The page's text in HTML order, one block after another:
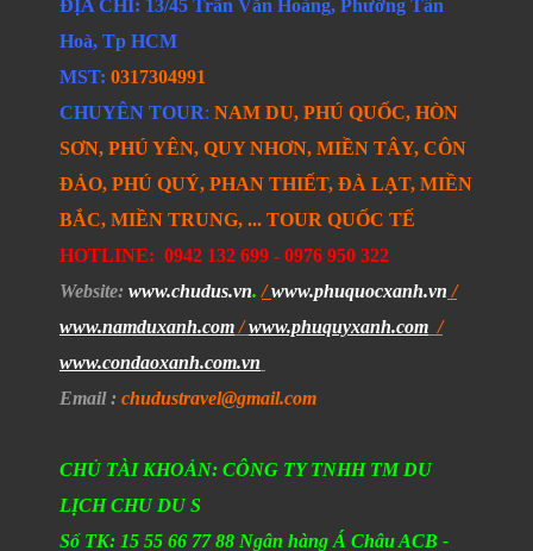
ĐỊA CHỈ: 13/45 Trần Văn Hoàng, Phường Tân
Hoà, Tp HCM
MST: 0317304991
CHUYÊN TOUR: NAM DU, PHÚ QUỐC, HÒN
SƠN, PHÚ YÊN, QUY NHƠN, MIỀN TÂY, CÔN
ĐẢO, PHÚ QUÝ, PHAN THIẾT, ĐÀ LẠT, MIỀN
BẮC, MIỀN TRUNG, ... TOUR QUỐC TẾ
HOTLINE: 0942 132 699 - 0976 950 322
Website: www.chudus.vn./www.phuquocxanh.vn /
www.namduxanh.com/www.phuquyxanh.com /
www.condaoxanh.com.vn
Email: chudustravel@gmail.com
CHỦ TÀI KHOẢN: CÔNG TY TNHH TM DU
LỊCH CHU DU S
Số TK: 15 55 66 77 88 Ngân hàng Á Châu ACB -